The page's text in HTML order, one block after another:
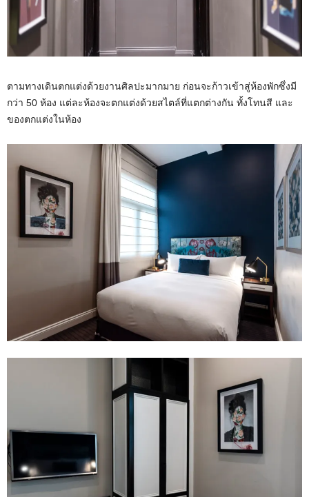
ตามทางเดินตกแต่งด้วยงานศิลปะมากมาย ก่อนจะก้าวเข้าสู่ห้องพักซึ่งมี
กว่า 50 ห้อง แต่ละห้องจะตกแต่งด้วยสไตล์ที่แตกต่างกัน ทั้งโทนสี และ
ของตกแต่งในห้อง